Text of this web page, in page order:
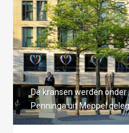
De kransen werden
Penninga uit Meppel